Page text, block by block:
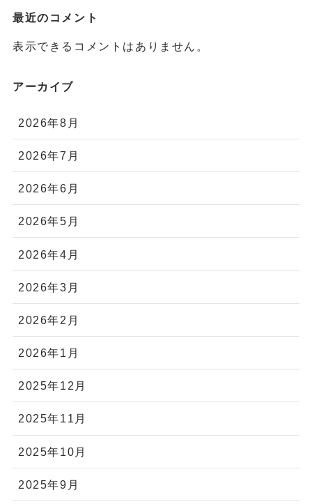
最近のコメント
表示できるコメントはありません。
アーカイブ
2026年8月
2026年7月
2026年6月
2026年5月
2026年4月
2026年3月
2026年2月
2026年1月
2025年12月
2025年11月
2025年10月
2025年9月